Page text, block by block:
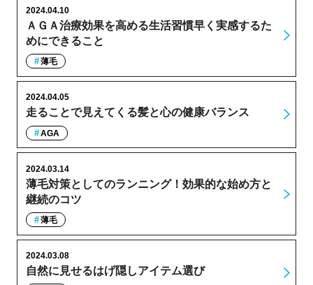
ＡＧＡ治療効果を高める生活習慣早く実感するた
めにできること
2024.04.10
薄毛
走ることで見えてくる髪と心の健康バランス
2024.04.05
AGA
薄毛対策としてのランニング！効果的な始め方と
継続のコツ
2024.03.14
薄毛
自然に見せるはげ隠しアイテム選び
2024.03.08